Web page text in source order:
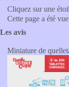
Cliquez sur une
Cette page a été
Les avis
Miniature de